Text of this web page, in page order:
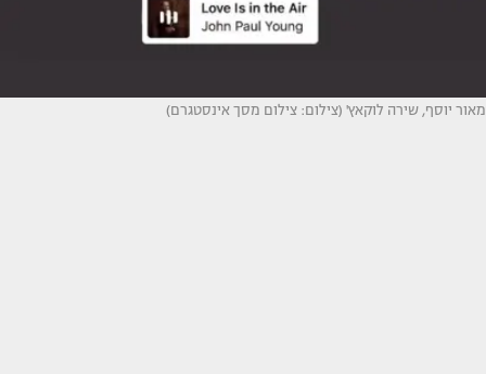
מאור יוסף, שירה לוקאץ' (צילום: צילום מסך אינסטגרם)